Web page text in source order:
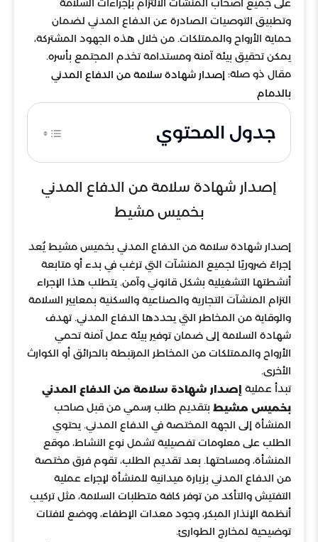
على جميع أصحاب المنشآت الالتزام بإجراءات السلامة
وتطبيق التوصيات الصادرة عن الدفاع المدني لضمان
حماية الأرواح والممتلكات. من خلال هذه الجهود المشتركة،
يمكن تحقيق بيئة آمنة ومستدامة تخدم المجتمع بأسره.
مقال ذو صلة: إصدار شهادة سلامة من الدفاع المدني
بالدمام
جدول المحتوي
إصدار شهادة سلامة من الدفاع المدني
بخميس مشيط
إصدار شهادة سلامة من الدفاع المدني بخميس مشيط يُعد
إجراءً ضروريًا لجميع المنشآت التي ترغب في بدء أو متابعة
أنشطتها التشغيلية بشكل قانوني وآمن. يتطلب هذا الإجراء
التزام المنشآت التجارية والصناعية والسكنية بمعايير السلامة
والوقاية من المخاطر التي يحددها الدفاع المدني. تهدف
شهادة السلامة إلى ضمان توفير بيئة عمل آمنة تحمي
الأرواح والممتلكات من المخاطر المرتبطة بالحرائق أو الكوارث
الأخرى.
تبدأ عملية إصدار شهادة سلامة من الدفاع المدني
بخميس مشيط بتقديم طلب رسمي من قبل صاحب
المنشأة إلى الجهة المختصة في الدفاع المدني. يحتوي
الطلب على معلومات تفصيلية تشمل نوع النشاط، موقع
المنشأة، ومساحتها. بعد تقديم الطلب، تقوم فرق مختصة
من الدفاع المدني بزيارة ميدانية للمنشأة لإجراء عملية
التفتيش والتأكد من توفر كافة متطلبات السلامة، مثل تركيب
أنظمة الإنذار المبكر، وجود معدات الإطفاء، ووضع لافتات
توضيحية لمخارج الطوارئ.